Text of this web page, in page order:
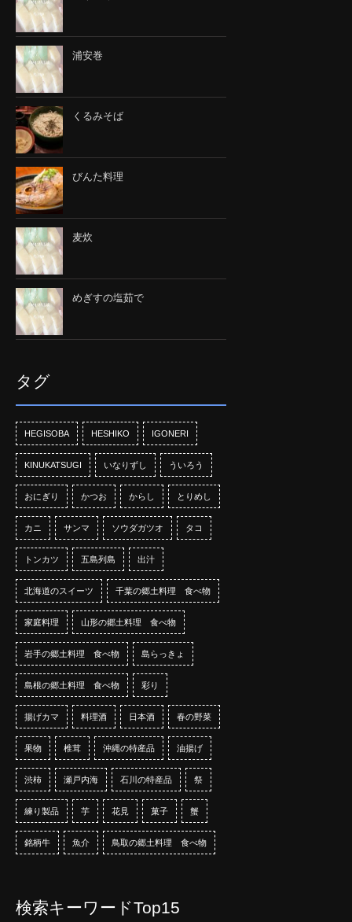
浦安巻
くるみそば
びんた料理
麦炊
めぎすの塩茹で
タグ
HEGISOBA HESHIKO IGONERI
KINUKATSUGI いなりずし ういろう
おにぎり かつお からし とりめし
カニ サンマ ソウダガツオ タコ
トンカツ 五島列島 出汁
北海道のスイーツ 千葉の郷土料理 食べ物
家庭料理 山形の郷土料理 食べ物
岩手の郷土料理 食べ物 島らっきょ
島根の郷土料理 食べ物 彩り
揚げカマ 料理酒 日本酒 春の野菜
果物 椎茸 沖縄の特産品 油揚げ
渋柿 瀬戸内海 石川の特産品 祭
練り製品 芋 花見 菓子 蟹
銘柄牛 魚介 鳥取の郷土料理 食べ物
検索キーワードTop15